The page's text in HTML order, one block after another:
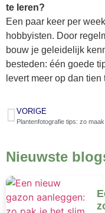
te leren?
Een paar keer per
hobbyisten. Door
bouw je geleidelijk
besteden: één goede
levert meer op dan
VORIGE
Nieuwste